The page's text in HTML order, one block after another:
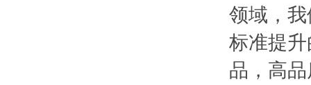
领域，
标准提
品，高